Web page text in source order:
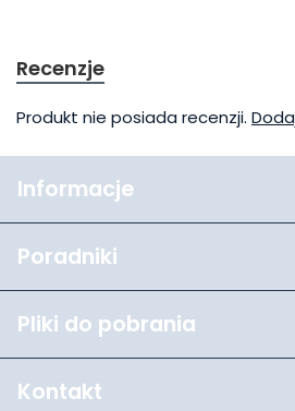
Recenzje
Produkt nie posiada recenzji.
Informacje
Poradniki
Pliki do pobrania
Kontakt